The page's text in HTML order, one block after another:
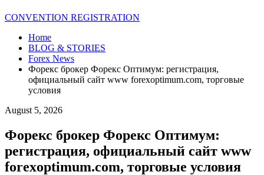
CONVENTION REGISTRATION
Home
BLOG & STORIES
Forex News
Форекс брокер Форекс Оптимум: регистрация,
официальный сайт www forexoptimum.com, торговые
условия
August 5, 2026
Форекс брокер Форекс Оптимум:
регистрация, официальный сайт www
forexoptimum.com, торговые условия